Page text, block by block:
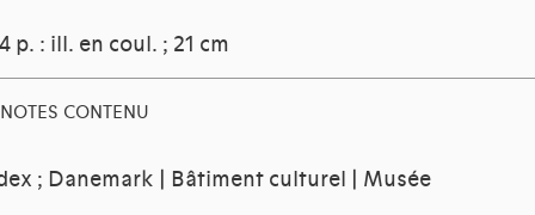
p. : ill. en coul. ; 21 cm
NOTES CONTENU
; Danemark | Bâtiment culturel | Musée